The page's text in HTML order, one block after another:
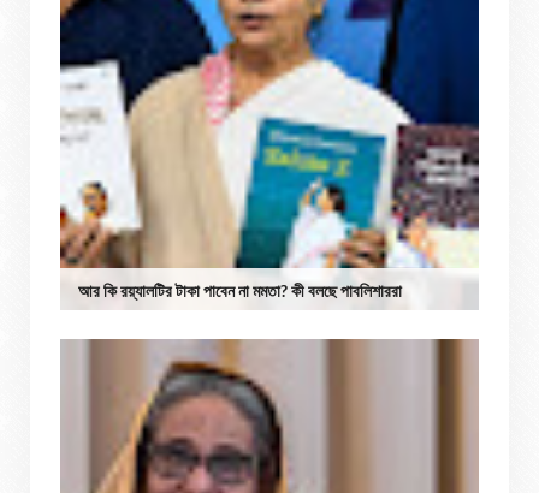
আর কি রয়্যালটির টাকা পাবেন না মমতা? কী বলছে পাবলিশাররা